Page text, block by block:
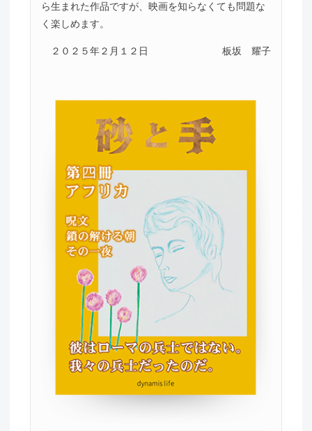
ら生まれた作品ですが、映画を知らなくても問題な
く楽しめます。
２０２５年２月１２日 板坂 耀子